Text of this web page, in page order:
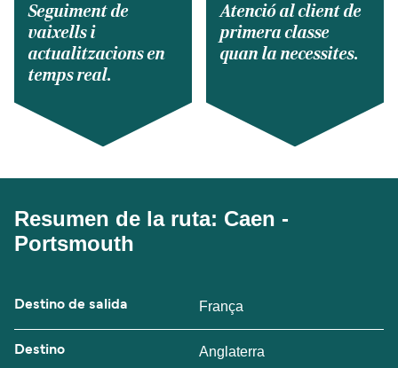
Seguiment de
vaixells i
actualitzacions en
temps real.
Atenció al client de
primera classe
quan la necessites.
Resumen de la ruta: Caen -
Portsmouth
Destino de salida França
Destino Anglaterra